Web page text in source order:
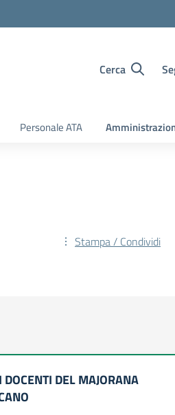
Cerca
Personale ATA
Stampa / Condividi
DEL MAJORANA